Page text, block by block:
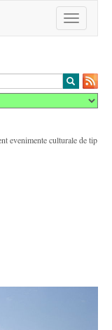
Toggle
navigation
evenimente culturale de tip